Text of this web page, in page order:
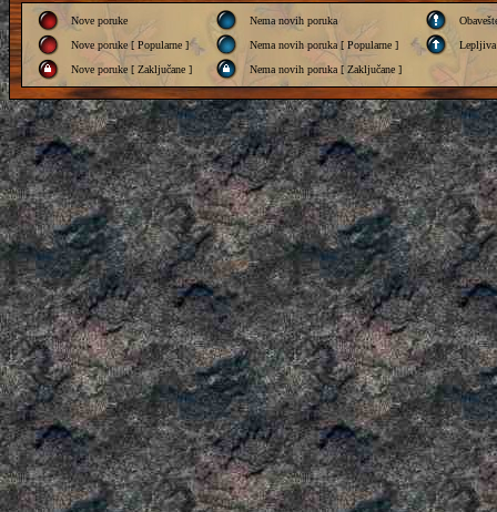
Nove poruke Nema novih poruka
Nove poruke [ Popularne ]
Nema novih poruka [ Popularne ]
Lepljiva
Nove poruke [ Zaključane ]
Nema novih poruka [ Zaključane ]